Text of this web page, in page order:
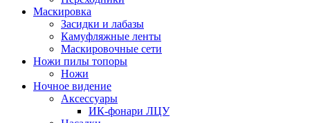
Маскировка
Засидки и лабазы
Камуфляжные ленты
Маскировочные сети
Ножи пилы топоры
Ножи
Ночное видение
Аксессуары
ИК-фонари ЛЦУ